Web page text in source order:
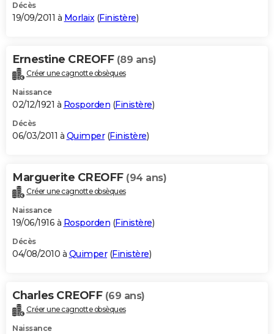
Décès
19/09/2011 à Morlaix(Finistère)
Ernestine CREOFF (89 ans)
Créer une cagnotte obsèques
Naissance
02/12/1921 à Rosporden (Finistère)
Décès
06/03/2011 à Quimper(Finistère)
Marguerite CREOFF (94 ans)
Créer une cagnotte obsèques
Naissance
19/06/1916 à Rosporden (Finistère)
Décès
04/08/2010 à Quimper(Finistère)
Charles CREOFF (69 ans)
Créer une cagnotte obsèques
Naissance